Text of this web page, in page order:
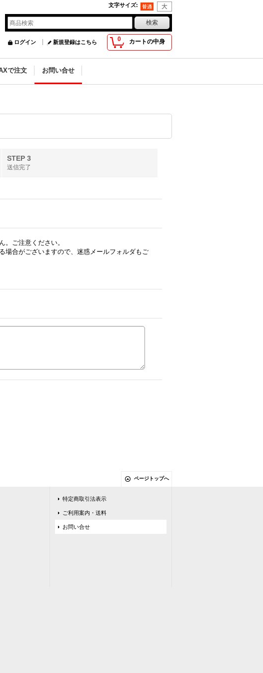
文字サイズ:
0 カートの中身
ログイン 新規登録はこちら
で注文 お問い合せ
STEP 3
送信完了
。ご注意ください。
場合がございますので、迷惑メールフォルダもご
ページトップへ
特定商取引法表示
ご利用案内・送料
お問い合せ